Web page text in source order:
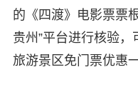
的《四渡》电影票票
贵州”平台进行核验
旅游景区免门票优惠